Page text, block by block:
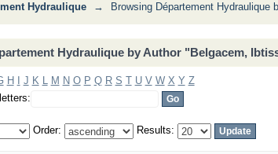
Hydraulique → Browsing Département Hydraulique
Hydraulique by Author "Belgacem,
H J K L M N O P Q R S T U V W X Y Z
Order: Results: